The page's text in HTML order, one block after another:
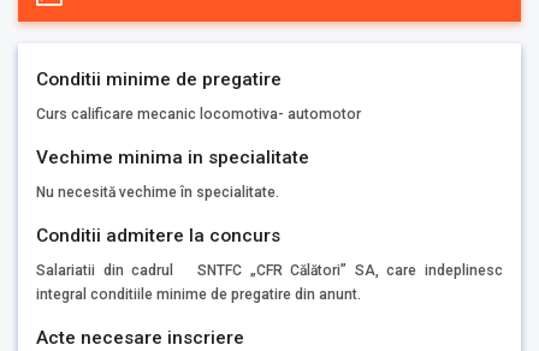
Conditii minime de pregatire
Curs calificare mecanic locomotiva- automotor
Vechime minima in specialitate
Nu necesită vechime în specialitate.
Conditii admitere la concurs
Salariatii din cadrul SNTFC „CFR Călători” SA, care indeplinesc
integral conditiile minime de pregatire din anunt.
Acte necesare inscriere